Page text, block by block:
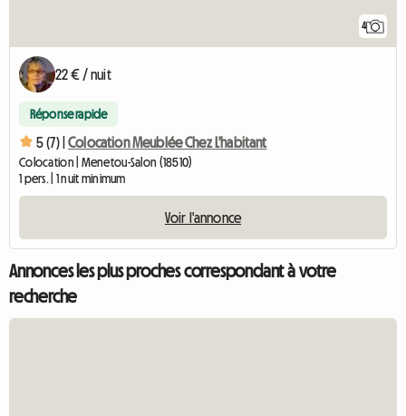
4
22 € / nuit
Réponse rapide
5 (7) | Colocation Meublée Chez L'habitant
Colocation | Menetou-Salon (18510)
1 pers. | 1 nuit minimum
Voir l'annonce
Annonces les plus proches correspondant à votre
recherche